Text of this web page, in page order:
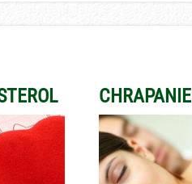
CHRAPANIE